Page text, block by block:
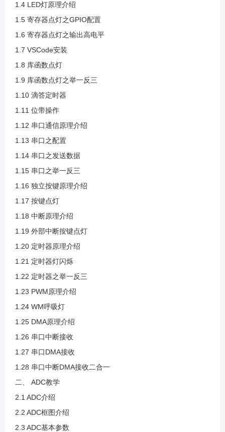
1.19 外部中断按键点灯
1.20 定时器原理介绍
1.26 串口中断接收
1.28 串口中断DMA接收二合一
1.4 LED灯原理介绍
1.5 寄存器点灯之GPIO配置
1.6 寄存器点灯之输出高电平
1.7 VSCode安装
1.8 库函数点灯
1.9 库函数点灯之举一反三
1.10 滴答定时器
1.11 位带操作
1.12 串口通信原理介绍
1.13 串口之配置
1.14 串口之发送数据
1.15 串口之举一反三
1.16 独立按键原理介绍
1.17 按键点灯
1.18 中断原理介绍
1.19 外部中断按键点灯
1.20 定时器原理介绍
1.21 定时器灯闪烁
1.22 定时器之举一反三
1.23 PWM原理介绍
1.24 WM呼吸灯
1.25 DMA原理介绍
1.26 串口中断接收
1.27 串口DMA接收
1.28 串口中断DMA接收二合一
二、 ADC教学
2.1 ADC介绍
2.2 ADC框图介绍
2.3 ADC基本参数